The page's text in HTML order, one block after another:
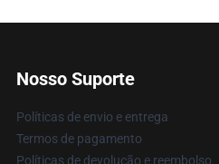
Nosso Suporte
Políticas de envio e entrega
Termos de pagamento
Políticas de devolução e reembolso